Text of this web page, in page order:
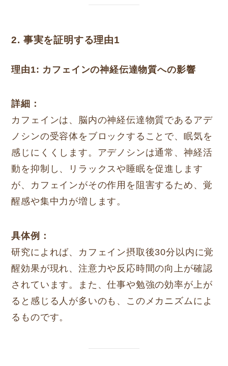
2. 事実を証明する理由1
理由1: カフェインの神経伝達物質への影響
詳細：
カフェインは、脳内の神経伝達物質であるアデ
ノシンの受容体をブロックすることで、眠気を
感じにくくします。アデノシンは通常、神経活
動を抑制し、リラックスや睡眠を促進します
が、カフェインがその作用を阻害するため、覚
醒感や集中力が増します。
具体例：
研究によれば、カフェイン摂取後30分以内に覚
醒効果が現れ、注意力や反応時間の向上が確認
されています。また、仕事や勉強の効率が上が
ると感じる人が多いのも、このメカニズムによ
るものです。